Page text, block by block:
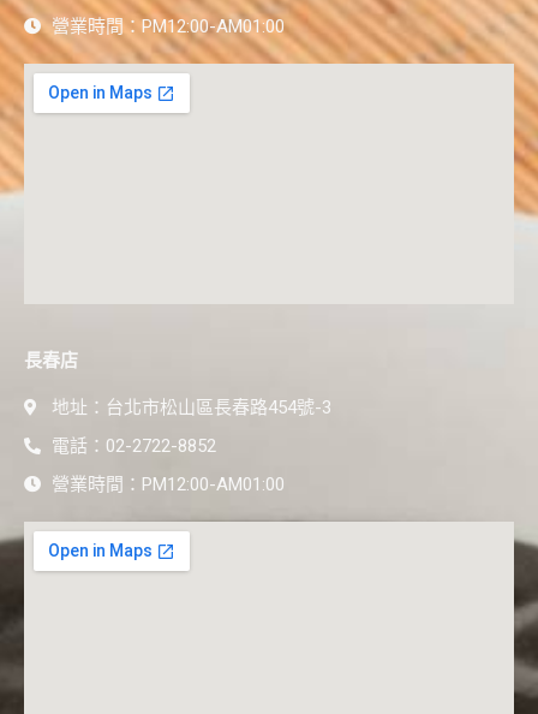
營業時間：PM12:00-AM01:00
長春店
地址：台北市松山區長春路454號-3
電話：02-2722-8852
營業時間：PM12:00-AM01:00